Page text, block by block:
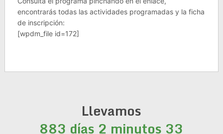
encontrarás todas las actividades programadas y la ficha
de inscripción:
[wpdm_file id=172]
Llevamos
883 días 2 minutos 33